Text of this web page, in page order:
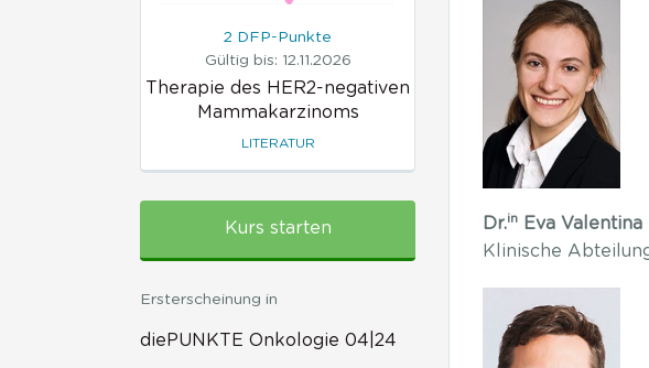
2 DFP-Punkte
Gültig bis: 12.11.2026
Therapie des HER2-negativen
Mammakarzinoms
LITERATUR
Kurs starten
Ersterscheinung in
diePUNKTE Onkologie 04|24
Dr.in
Eva
Klinische